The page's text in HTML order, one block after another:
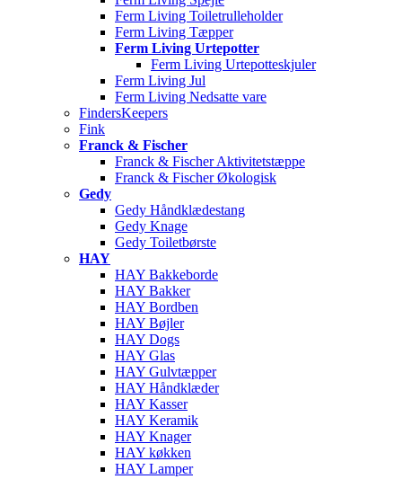
Ferm Living Toiletrulleholder
Ferm Living Tæpper
Ferm Living Urtepotter
Ferm Living Urtepotteskjuler
Ferm Living Jul
Ferm Living Nedsatte vare
FindersKeepers
Fink
Franck & Fischer
Franck & Fischer Aktivitetstæppe
Franck & Fischer Økologisk
Gedy
Gedy Håndklædestang
Gedy Knage
Gedy Toiletbørste
HAY
HAY Bakkeborde
HAY Bakker
HAY Bordben
HAY Bøjler
HAY Dogs
HAY Glas
HAY Gulvtæpper
HAY Håndklæder
HAY Kasser
HAY Keramik
HAY Knager
HAY køkken
HAY Lamper